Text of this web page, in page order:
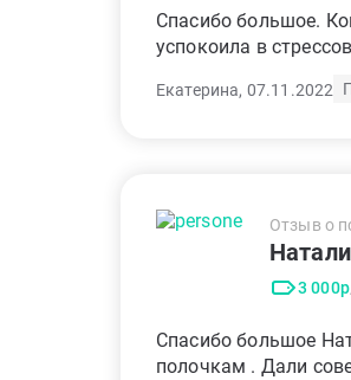
Спасибо большое.
успокоила в
Екатерина, 07.11.2022
Отзыв о
3 000р
Спасибо большое
полочкам . Дали